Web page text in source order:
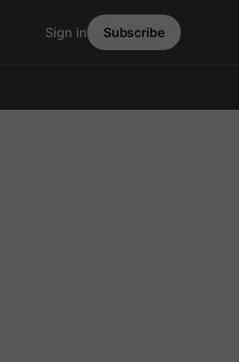
Sign in Subscribe